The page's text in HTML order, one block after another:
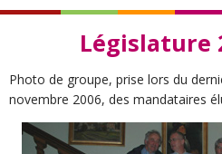
Législature
Photo de groupe, prise lors du
novembre 2006, des mandataires